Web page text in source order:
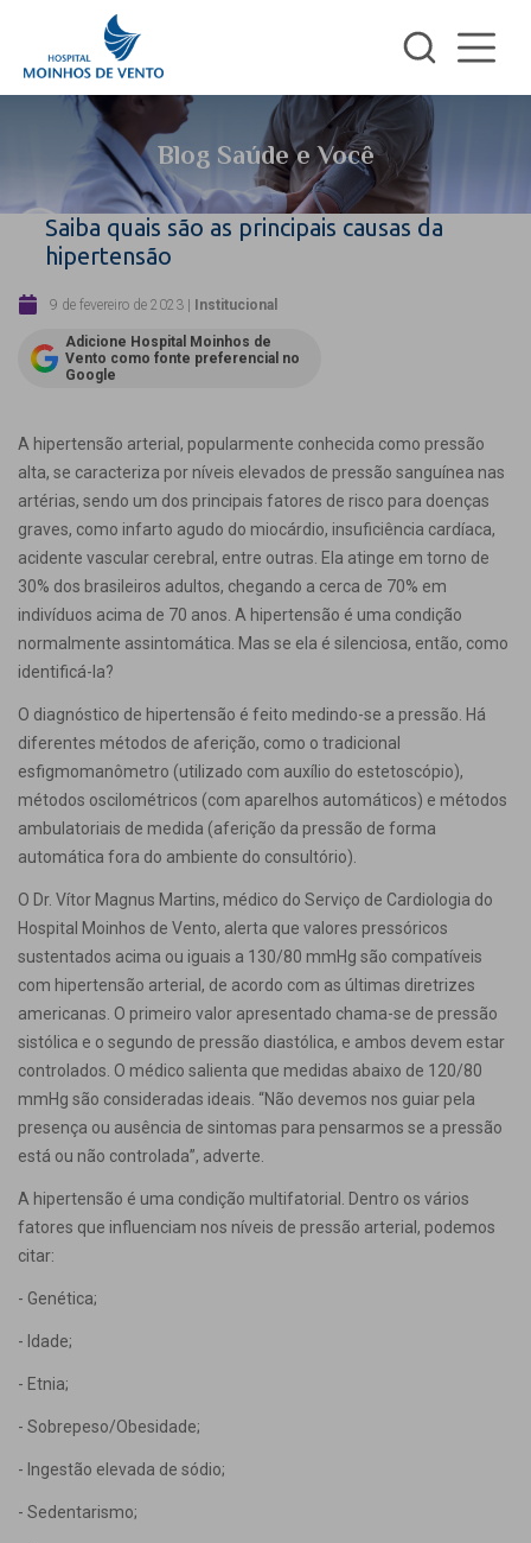
Blog Saúde e Você
Saiba quais são as principais causas da
hipertensão
9 de fevereiro de 2023 | Institucional
Adicione Hospital Moinhos de
Vento como fonte preferencial no
Google
A hipertensão arterial, popularmente conhecida como pressão
alta, se caracteriza por níveis elevados de pressão sanguínea nas
artérias, sendo um dos principais fatores de risco para doenças
graves, como infarto agudo do miocárdio, insuficiência cardíaca,
acidente vascular cerebral, entre outras. Ela atinge em torno de
30% dos brasileiros adultos, chegando a cerca de 70% em
indivíduos acima de 70 anos. A hipertensão é uma condição
normalmente assintomática. Mas se ela é silenciosa, então, como
identificá-la?
O diagnóstico de hipertensão é feito medindo-se a pressão. Há
diferentes métodos de aferição, como o tradicional
esfigmomanômetro (utilizado com auxílio do estetoscópio),
métodos oscilométricos (com aparelhos automáticos) e métodos
ambulatoriais de medida (aferição da pressão de forma
automática fora do ambiente do consultório).
O Dr. Vítor Magnus Martins, médico do Serviço de Cardiologia do
Hospital Moinhos de Vento, alerta que valores pressóricos
sustentados acima ou iguais a 130/80 mmHg são compatíveis
com hipertensão arterial, de acordo com as últimas diretrizes
americanas. O primeiro valor apresentado chama-se de pressão
sistólica e o segundo de pressão diastólica, e ambos devem estar
controlados. O médico salienta que medidas abaixo de 120/80
mmHg são consideradas ideais. “Não devemos nos guiar pela
presença ou ausência de sintomas para pensarmos se a pressão
está ou não controlada”, adverte.
A hipertensão é uma condição multifatorial. Dentro os vários
fatores que influenciam nos níveis de pressão arterial, podemos
citar:
- Genética;
- Idade;
- Etnia;
- Sobrepeso/Obesidade;
- Ingestão elevada de sódio;
- Sedentarismo;